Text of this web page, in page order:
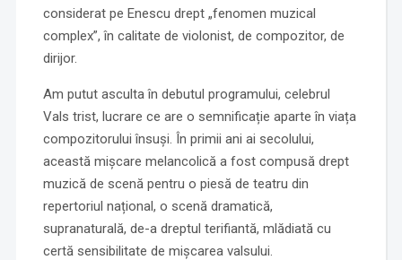
considerat pe Enescu drept „fenomen muzical
complex”, în calitate de violonist, de compozitor, de
dirijor.
Am putut asculta în debutul programului, celebrul
Vals trist, lucrare ce are o semnificație aparte în viața
compozitorului însuși. În primii ani ai secolului,
această mișcare melancolică a fost compusă drept
muzică de scenă pentru o piesă de teatru din
repertoriul național, o scenă dramatică,
supranaturală, de-a dreptul terifiantă, mlădiată cu
certă sensibilitate de mișcarea valsului.